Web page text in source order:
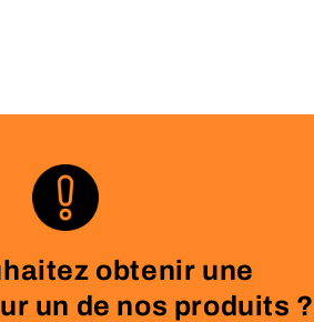
obtenir une
un de nos produits ?